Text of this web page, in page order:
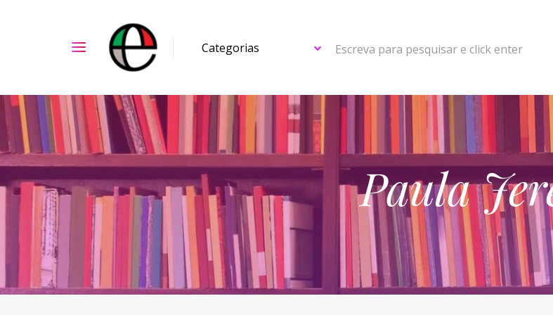
Escreva para pesquisar e click enter
Paula